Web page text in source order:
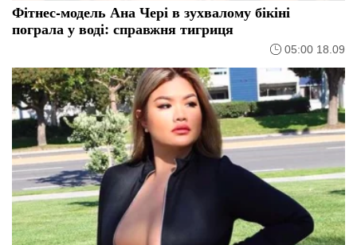
Фітнес-модель Ана Чері в зухвалому бікіні
пограла у воді: справжня тигриця
05:00 18.09